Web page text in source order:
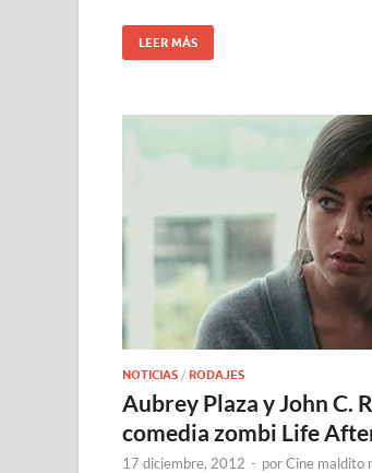
LEER MÁS
NOTICIAS / RODAJES
Aubrey Plaza y John C.
comedia zombi Life
17 diciembre, 2012 - porCine maldito